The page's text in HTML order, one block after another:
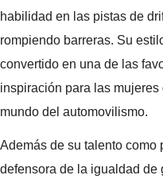
habilidad en las pistas de
rompiendo barreras. Su
convertido en una de las
inspiración para las
mundo del automovilismo.
Además de su talento
defensora de la igualdad de